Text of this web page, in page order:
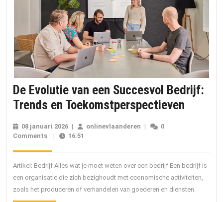
De Evolutie van een Succesvol Bedrijf:
Trends en Toekomstperspectieven
een
Bedrijf:
Trends
08 januari 2026 08
januari
| onlinevlaanderen onlinevlaanderen
|
0
Comments
| 16:51
Artikel: Bedrijf Alles wat je moet weten over een bedrijf Een bedrijf is
een organisatie die zich bezighoudt met economische activiteiten,
zoals het produceren of verhandelen van goederen en diensten.